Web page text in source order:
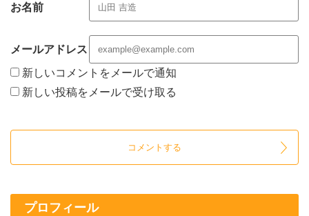
お名前
メールアドレス
新しいコメントをメールで通知
新しい投稿をメールで受け取る
プロフィール